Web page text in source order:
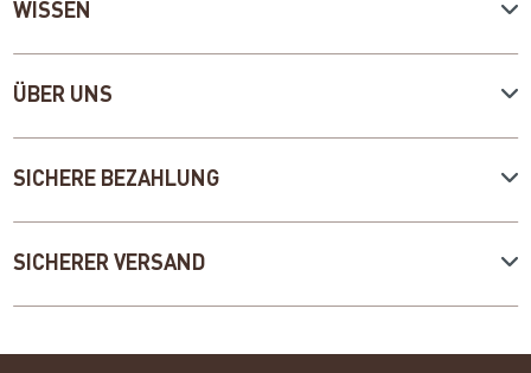
WISSEN
ÜBER UNS
SICHERE BEZAHLUNG
SICHERER VERSAND